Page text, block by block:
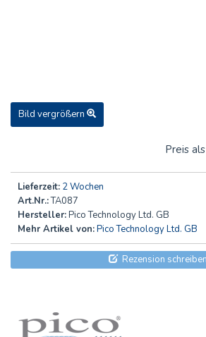
Bild vergrößern
Preis
Lieferzeit: 2 Wochen
Art.Nr.:TA087
Hersteller:Pico Technology Ltd. GB
Mehr Artikel von:Pico Technology Ltd. GB
Rezension schreiben